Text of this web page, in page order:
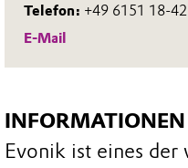
Telefon: +49 6151 18-
E-Mail
Evonik ist eines